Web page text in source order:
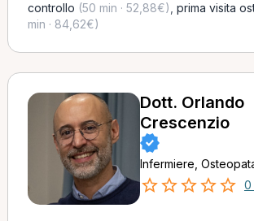
controllo (50 min · 52,88€) prima visita
min · 84,62€)
Dott. Orlando
Crescenzio
Infermiere,
0